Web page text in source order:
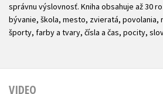
správnu výslovnosť. Kniha obsahuje až 30
bývanie, škola, mesto, zvieratá, povolania,
športy, farby a tvary, čísla a čas, pocity,
VIDEO